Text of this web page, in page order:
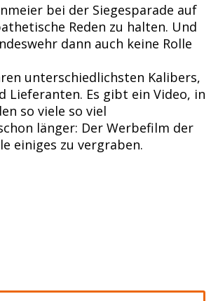
bei der Siegesparade auf
Reden zu halten. Und
dann auch keine Rolle
unterschiedlichsten Kalibers,
Es gibt ein Video, in
so viele so viel
länger: Der Werbefilm der
einiges zu vergraben.